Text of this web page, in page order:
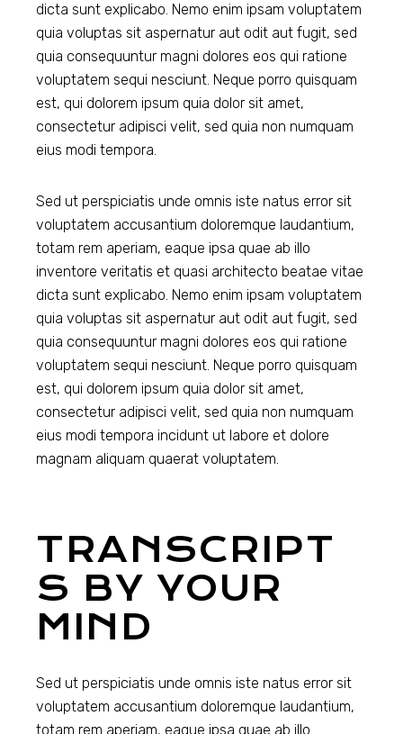
dicta sunt explicabo. Nemo enim ipsam voluptatem
quia voluptas sit aspernatur aut odit aut fugit, sed
quia consequuntur magni dolores eos qui ratione
voluptatem sequi nesciunt. Neque porro quisquam
est, qui dolorem ipsum quia dolor sit amet,
consectetur adipisci velit, sed quia non numquam
eius modi tempora.
Sed ut perspiciatis unde omnis iste natus error sit
voluptatem accusantium doloremque laudantium,
totam rem aperiam, eaque ipsa quae ab illo
inventore veritatis et quasi architecto beatae vitae
dicta sunt explicabo. Nemo enim ipsam voluptatem
quia voluptas sit aspernatur aut odit aut fugit, sed
quia consequuntur magni dolores eos qui ratione
voluptatem sequi nesciunt. Neque porro quisquam
est, qui dolorem ipsum quia dolor sit amet,
consectetur adipisci velit, sed quia non numquam
eius modi tempora incidunt ut labore et dolore
magnam aliquam quaerat voluptatem.
TRANSCRIPT
S BY YOUR
MIND
Sed ut perspiciatis unde omnis iste natus error sit
voluptatem accusantium doloremque laudantium,
totam rem aperiam, eaque ipsa quae ab illo